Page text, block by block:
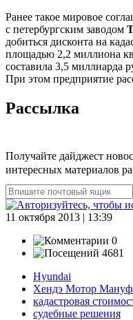
Ранее такое мировое
с петербургским заводом
добиться дисконта на
площадью 2,2 миллиона
составила 3,5 миллиарда
При этом предприятие
Рассылка
Получайте дайджест
интересных материалов
11 октября 2013 | 13:39
0
4681
Hyundai
Хендэ Мотор
кадастровая
судебные решения